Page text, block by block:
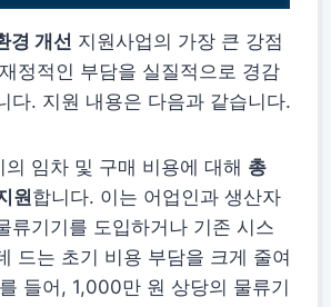
경 개선 지원사업의 가장 큰 강점
정적인 부담을 실질적으로 경감
다. 지원 내용은 다음과 같습니다.
임차 및 구매 비용에 대해 총
원합니다. 이는 어업인과 생산자
류기기를 도입하거나 기존 시스
드는 초기 비용 부담을 크게 줄여
들어, 1,000만 원 상당의 물류기